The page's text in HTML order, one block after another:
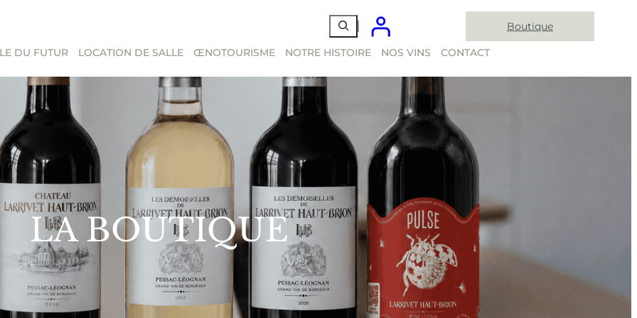
Boutique
DU FUTUR LOCATION DE SALLE ŒNOTOURISME NOTRE HISTOIRE NOS VINS CONTACT
LA BOUTIQUE